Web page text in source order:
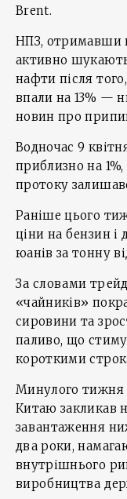
Brent.
НПЗ, отримавши
активно шукають
нафти після
впали на 13% —
новин про
Водночас 9
приблизно на
протоку
Раніше цього
ціни на бензин і
юанів за тонну
За словами
«чайників»
сировини та
паливо, що
короткими
Минулого тижня
Китаю закликав
завантаження
два роки,
внутрішнього
виробництва